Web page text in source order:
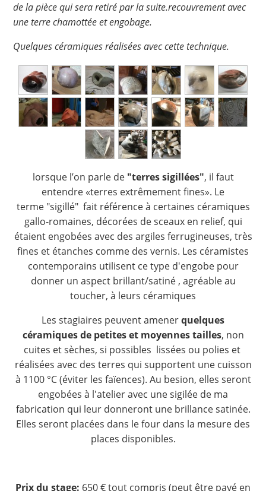
de la pièce qui sera retiré par la suite.recouvrement avec
une terre chamottée et engobage.
Quelques céramiques réalisées avec cette technique.
lorsque l’on parle de"terres sigillées", il faut
entendre «terres extrêmement fines». Le
terme "sigillé" fait référence à certaines céramiques
gallo-romaines, décorées de sceaux en relief, qui
étaient engobées avec des argiles ferrugineuses, très
fines et étanches comme des vernis. Les céramistes
contemporains utilisent ce type d'engobe pour
donner un aspect brillant/satiné , agréable au
toucher, à leurs céramiques
Les stagiaires peuvent amenerquelques
céramiques de petites et moyennes tailles, non
cuites et sèches, si possibles lissées ou polies et
réalisées avec des terres qui supportent une cuisson
à 1100 °C (éviter les faïences). Au besion, elles seront
engobées à l'atelier avec une sigilée de ma
fabrication qui leur donneront une brillance satinée.
Elles seront placées dans le four dans la mesure des
places disponibles.
Prix du stage: 650 € tout compris (peut être payé en